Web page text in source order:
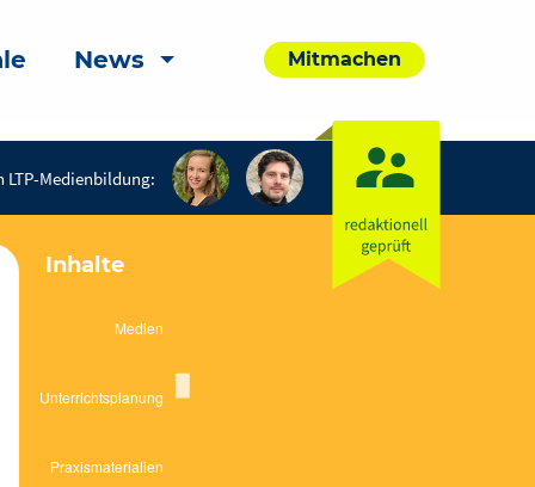
News Mitmachen
LTP-Medienbildung:
Inhalte